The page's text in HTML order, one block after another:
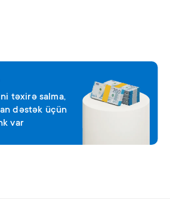
təxirə salma,
dəstək üçün
var